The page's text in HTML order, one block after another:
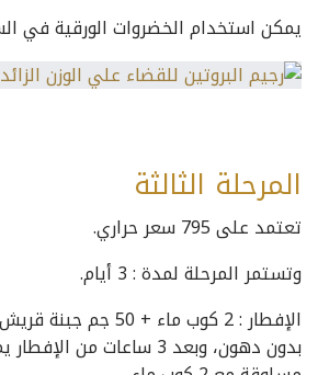
يمكن استخدام الخضروات الورقية في
المرحلة الثالثة
تعتمد على 795 سعر حراري.
وتستمر المرحلة لمدة : 3 أيام.